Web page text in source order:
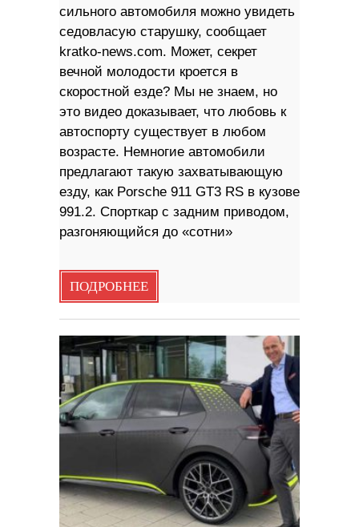
сильного автомобиля можно увидеть
седовласую старушку, сообщает
kratko-news.com. Может, секрет
вечной молодости кроется в
скоростной езде? Мы не знаем, но
это видео доказывает, что любовь к
автоспорту существует в любом
возрасте. Немногие автомобили
предлагают такую ​​захватывающую
езду, как Porsche 911 GT3 RS в кузове
991.2. Спорткар с задним приводом,
разгоняющийся до «сотни»
ПОДРОБНЕЕ